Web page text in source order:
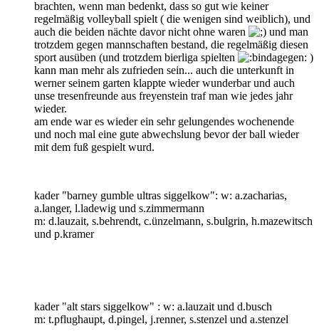
brachten, wenn man bedenkt, dass so gut wie keiner
regelmäßig volleyball spielt ( die wenigen sind weiblich), und
auch die beiden nächte davor nicht ohne waren
und man
trotzdem gegen mannschaften bestand, die regelmäßig diesen
sport ausüben (und trotzdem bierliga spielten
)
kann man mehr als zufrieden sein... auch die unterkunft in
werner seinem garten klappte wieder wunderbar und auch
unse tresenfreunde aus freyenstein traf man wie jedes jahr
wieder.
am ende war es wieder ein sehr gelungendes wochenende
und noch mal eine gute abwechslung bevor der ball wieder
mit dem fuß gespielt wurd.
kader "barney gumble ultras siggelkow": w: a.zacharias,
a.langer, l.ladewig und s.zimmermann
m: d.lauzait, s.behrendt, c.ünzelmann, s.bulgrin, h.mazewitsch
und p.kramer
kader "alt stars siggelkow" : w: a.lauzait und d.busch
m: t.pflughaupt, d.pingel, j.renner, s.stenzel und a.stenzel